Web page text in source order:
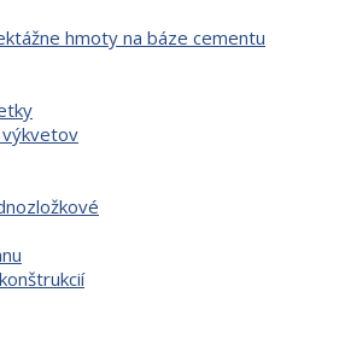
hmoty na báze cementu